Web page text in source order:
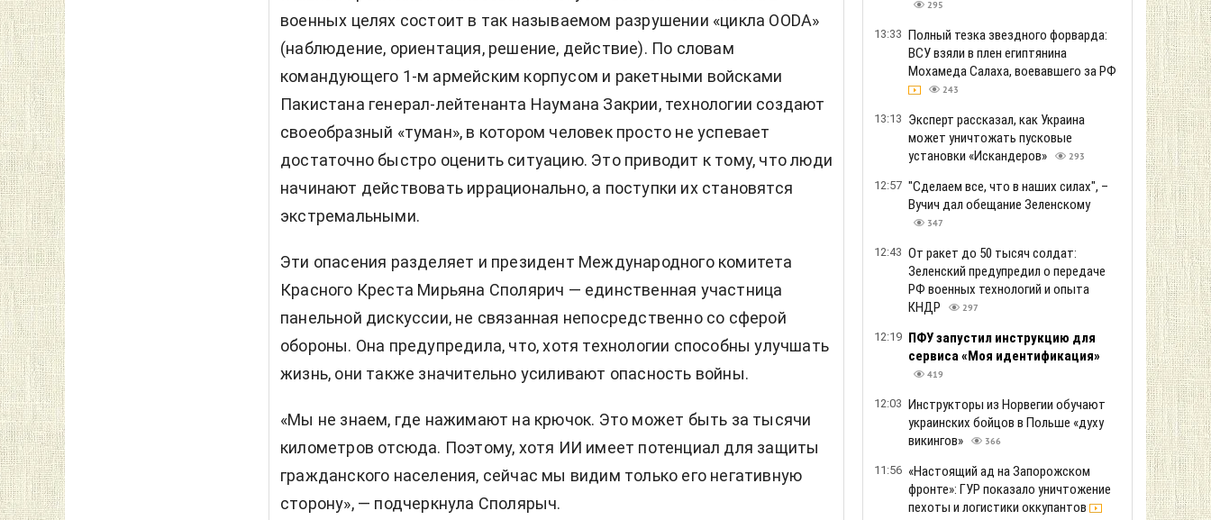
военных целях состоит в так называемом разрушении «цикла OODA»
(наблюдение, ориентация, решение, действие). По словам
командующего 1-м армейским корпусом и ракетными войсками
Пакистана генерал-лейтенанта Наумана Закрии, технологии создают
своеобразный «туман», в котором человек просто не успевает
достаточно быстро оценить ситуацию. Это приводит к тому, что люди
начинают действовать иррационально, а поступки их становятся
экстремальными.
Эти опасения разделяет и президент Международного комитета
Красного Креста Мирьяна Сполярич — единственная участница
панельной дискуссии, не связанная непосредственно со сферой
обороны. Она предупредила, что, хотя технологии способны улучшать
жизнь, они также значительно усиливают опасность войны.
«Мы не знаем, где нажимают на крючок. Это может быть за тысячи
километров отсюда. Поэтому, хотя ИИ имеет потенциал для защиты
гражданского населения, сейчас мы видим только его негативную
сторону», — подчеркнула Сполярыч.
295
13:33 Полный тезка звездного форварда:
ВСУ взяли в плен египтянина
Мохамеда Салаха, воевавшего за РФ
243
13:13 Эксперт рассказал, как Украина
может уничтожать пусковые
установки «Искандеров»
293
12:57 "Сделаем все, что в наших силах", –
Вучич дал обещание Зеленскому
347
12:43 От ракет до 50 тысяч солдат:
Зеленский предупредил о передаче
РФ военных технологий и опыта
КНДР
297
12:19 ПФУ запустил инструкцию для
сервиса «Моя идентификация»
419
12:03 Инструкторы из Норвегии обучают
украинских бойцов в Польше «духу
викингов»
366
11:56 «Настоящий ад на Запорожском
фронте»: ГУР показало уничтожение
пехоты и логистики оккупантов